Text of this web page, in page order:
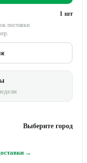
1 шт
поставки
Выберите город
→